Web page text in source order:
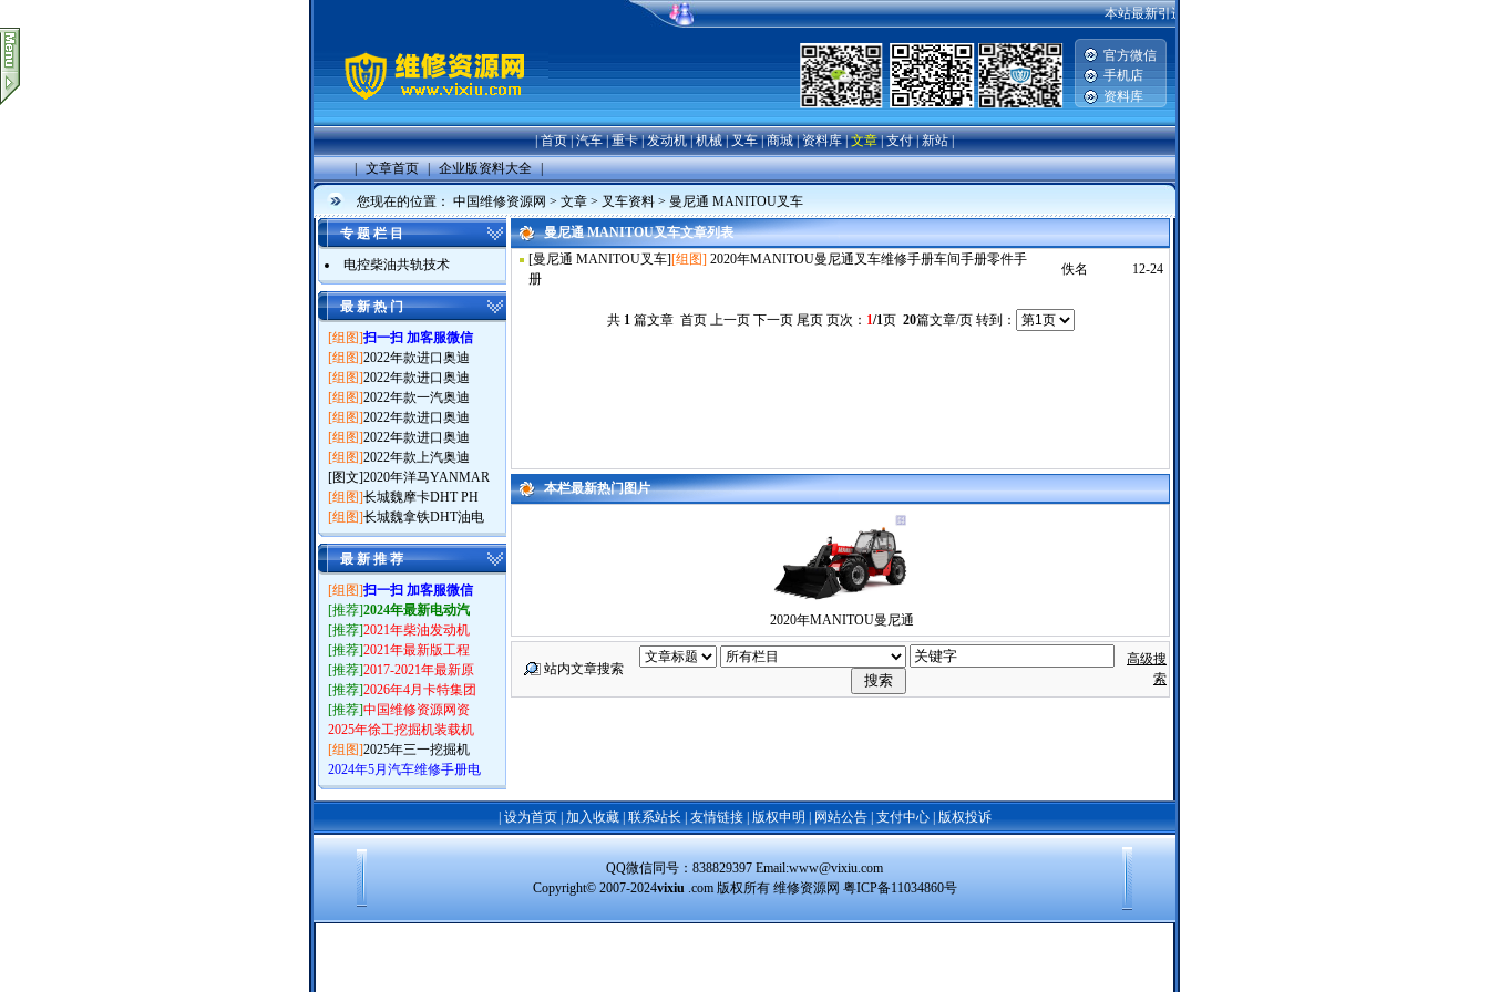
本站最新引进2007-2008款一汽丰田威驰，卡罗拉，普锐斯，广
官方微信
手机店
资料库
|首页|汽车|重卡|发动机|机械|叉车|商城|资料库|文章|支付|新站|
| 文章首页 | 企业版资料大全 |
您现在的位置： 中国维修资源网 > 文章 > 叉车资料 > 曼尼通 MANITOU叉车
专 题 栏 目
电控柴油共轨技术
最 新 热 门
[组图]扫一扫 加客服微信
[组图]2022年款进口奥迪
[组图]2022年款进口奥迪
[组图]2022年款一汽奥迪
[组图]2022年款进口奥迪
[组图]2022年款进口奥迪
[组图]2022年款上汽奥迪
[图文]2020年洋马YANMAR
[组图]长城魏摩卡DHT PH
[组图]长城魏拿铁DHT油电
最 新 推 荐
[组图]扫一扫 加客服微信
[推荐]2024年最新电动汽
[推荐]2021年柴油发动机
[推荐]2021年最新版工程
[推荐]2017-2021年最新原
[推荐]2026年4月卡特集团
[推荐]中国维修资源网资
2025年徐工挖掘机装载机
[组图]2025年三一挖掘机
2024年5月汽车维修手册电
曼尼通 MANITOU叉车文章列表
[曼尼通 MANITOU叉车][组图] 2020年MANITOU曼尼通叉车维修手册车间手册零件手
册
佚名 12-24
共 1篇文章 首页 上一页 下一页 尾页 页次： 1/1页 20篇文章/页 转到：
本栏最新热门图片
2020年MANITOU曼尼通
站内文章搜索
高级搜
索
设为首页| 加入收藏| 联系站长 友情链接| 版权申明 网站公告| 支付中心| 版权投诉
QQ微信同号：838829397 Email:www@vixiu.com
Copyright© 2007-2024vixiu .com 版权所有 维修资源网 粤ICP备11034860号